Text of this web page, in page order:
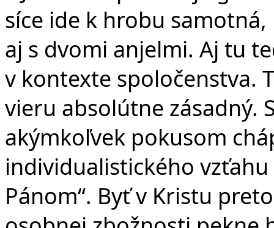
síce ide k hrobu
aj s dvomi anjelmi. Aj tu
v kontexte spoločenstva.
vieru absolútne zásadný.
akýmkoľvek pokusom
individualistického
Pánom“. Byť v Kristu